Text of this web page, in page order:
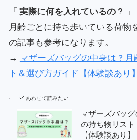
「 実際に何を入れているの？
月齢ごとに持ち歩いている荷物
の記事も参考になります。
→ マザーズバッグの中身は？月
ト＆選び方ガイド【体験談あり】
あわせて読みたい
マザーズバッ
の持ち物リス
【体験談あり】